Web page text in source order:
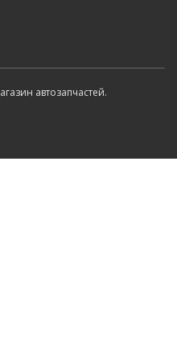
автозапчастей.